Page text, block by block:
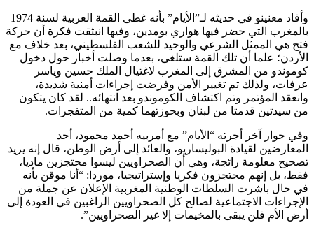
وأفاد معنينو في حديثه لـ”الأيام” بأنه غطى القمة العربية لسنة 1974
بالمغرب التي حضر فيها هواري بومدين، وفيها انبثقت فكرة أن حركة
فتح هي الممثل الشرعي والوحيد للشعب الفلسطيني، بعد خلاف مع
الأردن؛ علما أن تلك القمة ستلغى، بعدما وصلت أخبار حول دخول
كوموندو من المشرق إلى المغرب لاغتيال الملك حسين وياسر
عرفات، ولذلك تم تغيير الأمن وفرضت إجراءات أمنية شديدة،
وانعقد المؤتمر وتم اكتشاف الكوموندو بعد انتهائه.. لقد كان يتكون
من سيدتين قدمتا من لبنان وبحوزتهما كمية من المتفجرات.
وفي حوار آخر أجرته “الأيام” مع أمربيه أحمد محمود، أحد
المعارضين لقيادة البوليساريو، والعائد إلى أرض الوطن، قال إنه يريد
تصحيح معلومة رائجة، وهي أن الصحراويين ليسوا محتجزين ماديا،
فقط، بل إنهم محتجزون فكريا وإستراتيجيا، موردا: “أنا موقن بأنه
في حال باشرت السلطات الوطنية المغربية الإعلان عن جملة من
الإجراءات الاجتماعية لصالح كل الصحراويين الراغبين في العودة إلى
أرض الأم فلن يبقى بالمخيمات إلا غير الصحراويين”.